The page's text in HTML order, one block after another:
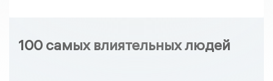
100 самых влиятельных людей